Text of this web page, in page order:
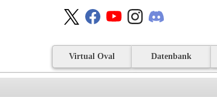
Virtual Oval Datenbank